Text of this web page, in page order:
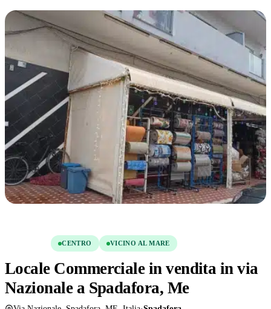
CENTRO VICINO AL MARE
Locale Commerciale in vendita in via
Nazionale a Spadafora, Me